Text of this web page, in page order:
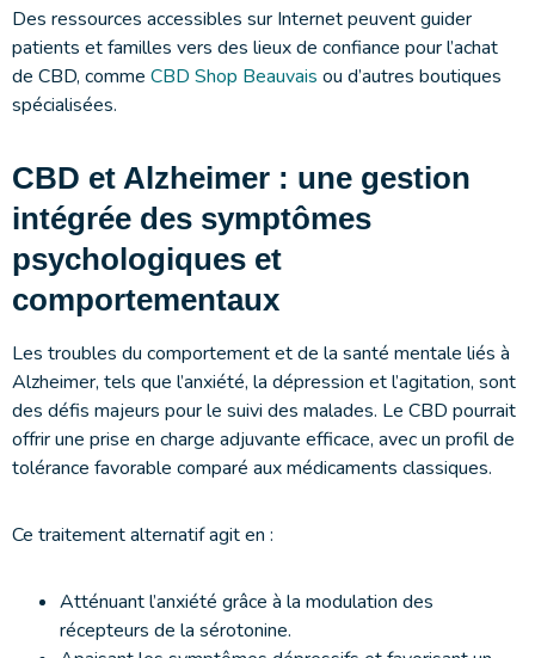
Des ressources accessibles sur Internet peuvent guider
patients et familles vers des lieux de confiance pour l’achat
de CBD, comme CBD Shop Beauvais ou d’autres boutiques
spécialisées.
CBD et Alzheimer : une gestion
intégrée des symptômes
psychologiques et
comportementaux
Les troubles du comportement et de la santé mentale liés à
Alzheimer, tels que l’anxiété, la dépression et l’agitation, sont
des défis majeurs pour le suivi des malades. Le CBD pourrait
offrir une prise en charge adjuvante efficace, avec un profil de
tolérance favorable comparé aux médicaments classiques.
Ce traitement alternatif agit en :
Atténuant l’anxiété grâce à la modulation des
récepteurs de la sérotonine.